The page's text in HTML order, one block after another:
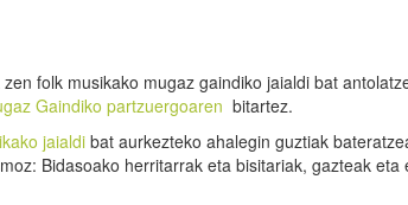
folk musikako mugaz gaindiko jaialdi bat
Gaindiko partzuergoaren bitartez.
jaialdibat aurkezteko ahalegin guztiak
Bidasoako herritarrak eta bisitariak, gazteak eta